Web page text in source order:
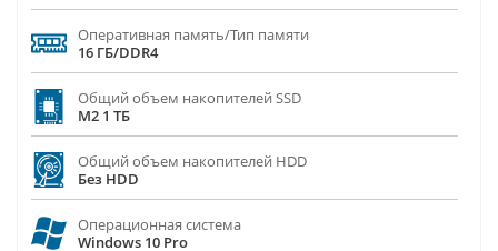
Оперативная память/Тип памяти
16 ГБ/DDR4
Общий объем накопителей SSD
M2 1 ТБ
Общий объем накопителей HDD
Без HDD
Операционная система
Windows 10 Pro